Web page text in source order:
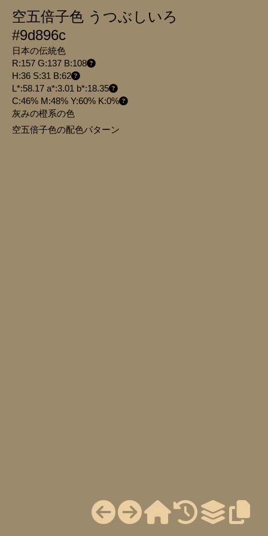
空五倍子色 うつぶしいろ
#9d896c
日本の伝統色
R:157 G:137 B:108
H:36 S:31 B:62
L*:58.17 a*:3.01 b*:18.35
C:46% M:48% Y:60% K:0%
灰みの橙系の色
空五倍子色の配色パターン